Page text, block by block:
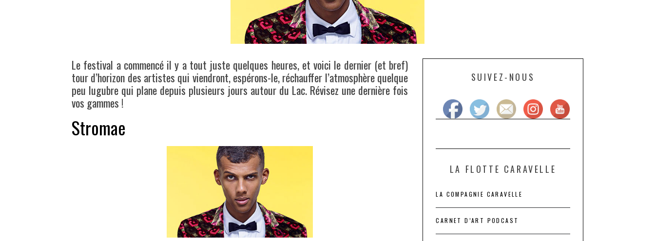
Le festival a commencé il y a tout juste quelques heures, et voici le dernier (et bref)
tour d’horizon des artistes qui viendront, espérons-le, réchauffer l’atmosphère quelque
peu lugubre qui plane depuis plusieurs jours autour du Lac. Révisez une dernière fois
vos gammes !
Stromae
SUIVEZ-NOUS
LA FLOTTE CARAVELLE
LA COMPAGNIE CARAVELLE
CARNET D’ART PODCAST